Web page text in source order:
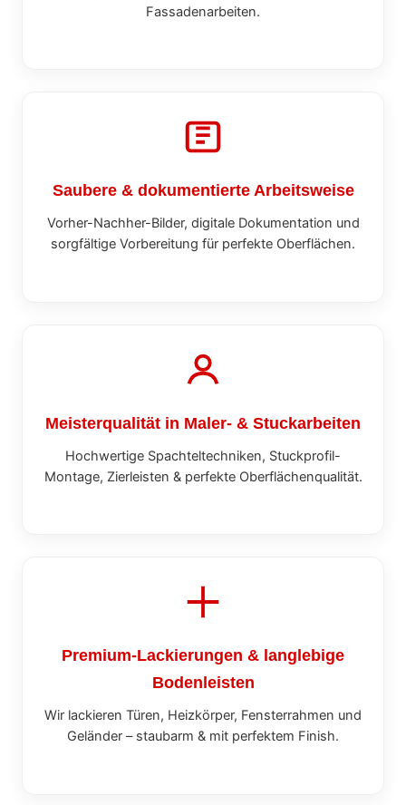
Fassadenarbeiten.
Saubere & dokumentierte Arbeitsweise
Vorher-Nachher-Bilder, digitale Dokumentation und
sorgfältige Vorbereitung für perfekte Oberflächen.
Meisterqualität in Maler- & Stuckarbeiten
Hochwertige Spachteltechniken, Stuckprofil-
Montage, Zierleisten & perfekte Oberflächenqualität.
Premium-Lackierungen & langlebige
Bodenleisten
Wir lackieren Türen, Heizkörper, Fensterrahmen und
Geländer – staubarm & mit perfektem Finish.